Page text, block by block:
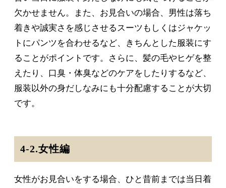
欠かせません。また、お見合いの場合、男性は落ち
着きや誠実さを感じさせるスーツもしくはジャケッ
トにパンツを合わせるなど、きちんとした服装にす
ることがポイントです。さらに、髪の毛やヒゲを整
えたり、口臭・体臭などのケアをしたりするなど、
服装以外の身だしなみにも十分配慮することが大切
です。
4-2.女性編
女性がお見合いをする場合、ひと昔前までは当日着